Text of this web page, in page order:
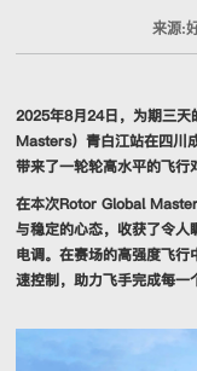
来源:
2025年8月24日，为期三
Masters）青白江站在四川
带来了一轮轮高水平的飞行
在本次Rotor Global
与稳定的心态，收获了令
电调。在赛场的高强度飞
速控制，助力飞手完成每